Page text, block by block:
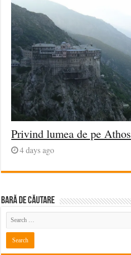
Privind lumea de pe Athos
4 days ago
BARĂ DE CĂUTARE